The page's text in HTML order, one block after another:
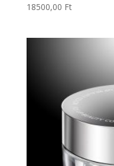
18500,00 Ft